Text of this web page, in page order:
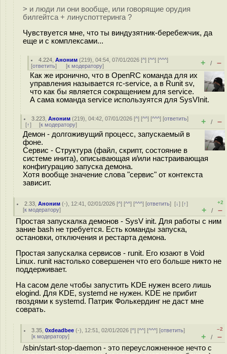
> и люди ли они вообще, или говорящие орудия
билгейтса + линуспоттеринга ?
Чувствуется мне, что ты виндузятник-беребежчик, да
еще и с комплексами...
4.224 ,Аноним (219), 04:54, 07/01/2026 [^] [^^] [^^^]
[ответить] [к модератору] + / –
Как же иронично, что в OpenRC команда для их
управления называется rc-service, a в Runit sv,
что как бы является сокращением для service.
А сама команда service используятся для SysVInit.
3.223 ,Аноним (219), 04:42, 07/01/2026 [^] [^^] [^^^] [ответить]
[↑] [к модератору] + / –
Демон - долгоживущий процесс, запускаемый в
фоне.
Сервис - Структура (файл, скрипт, состояние в
системе инита), описывающая и/или настраивающая
конфигурацию запуска демона.
Хотя вообще значение слова "сервис" от контекста
зависит.
2.33 ,Аноним (-), 12:41, 02/01/2026 [^] [^^] [^^^] [ответить][↓] [↑]
[к модератору]
+2
+ / –
Простая запускалка демонов - SysV init. Для работы с ним
зание bash не требуется. Есть команды запуска,
остановки, отключения и рестарта демона.
Простая запускалка сервисов - runit. Его юзают в Void
Linux. runit настолько совершенен что его больше никто не
поддерживает.
На сасом деле чтобы запустить KDE нужен всего лишь
elogind. Для KDE, systemd не нужен. KDE не прибит
гвоздями к systemd. Патрик Фолькердинг не даст мне
соврать.
3.35 ,0xdeadbee (-), 12:51, 02/01/2026 [^] [^^] [^^^] [ответить]
[к модератору]
–2
+ / –
/sbin/start-stop-daemon - это переусложненное нечто с